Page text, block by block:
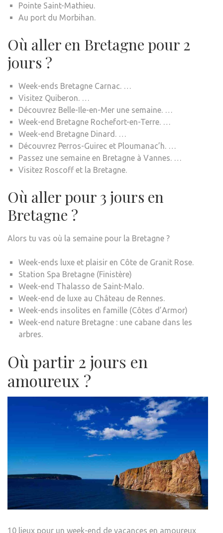
Pointe Saint-Mathieu.
Au port du Morbihan.
Où aller en Bretagne pour 2
jours ?
Week-ends Bretagne Carnac. …
Visitez Quiberon. …
Découvrez Belle-Ile-en-Mer une semaine. …
Week-end Bretagne Rochefort-en-Terre. …
Week-end Bretagne Dinard. …
Découvrez Perros-Guirec et Ploumanac’h. …
Passez une semaine en Bretagne à Vannes. …
Visitez Roscoff et la Bretagne.
Où aller pour 3 jours en
Bretagne ?
Alors tu vas où la semaine pour la Bretagne ?
Week-ends luxe et plaisir en Côte de Granit Rose.
Station Spa Bretagne (Finistère)
Week-end Thalasso de Saint-Malo.
Week-end de luxe au Château de Rennes.
Week-ends insolites en famille (Côtes d’Armor)
Week-end nature Bretagne : une cabane dans les
arbres.
Où partir 2 jours en
amoureux ?
10 lieux pour un week-end de vacances en amoureux